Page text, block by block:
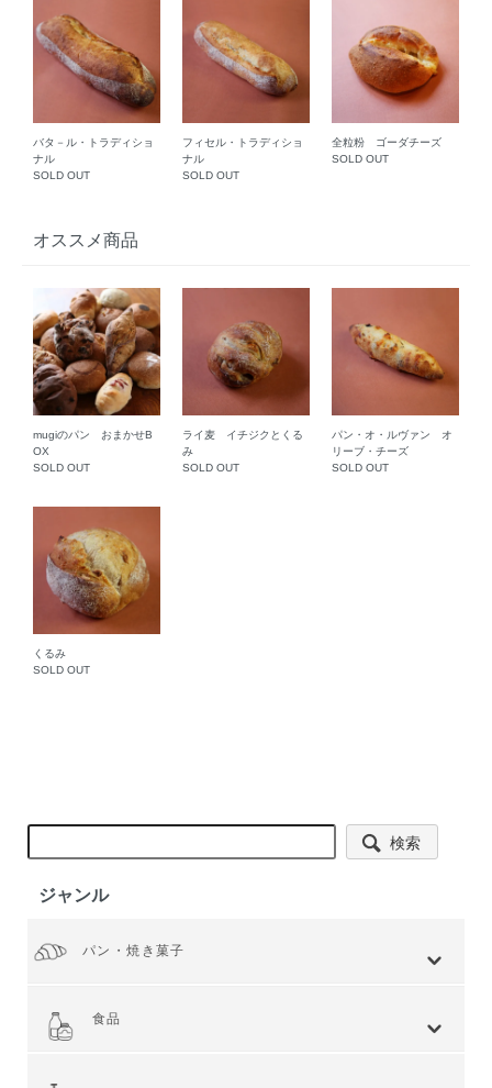
バタ－ル・トラディショ
ナル
SOLD OUT
フィセル・トラディショ
ナル
SOLD OUT
全粒粉 ゴーダチーズ
SOLD OUT
オススメ商品
mugiのパン おまかせB
OX
SOLD OUT
ライ麦 イチジクとくる
み
SOLD OUT
パン・オ・ルヴァン オ
リーブ・チーズ
SOLD OUT
くるみ
SOLD OUT
検索
ジャンル
パン・焼き菓子
食品